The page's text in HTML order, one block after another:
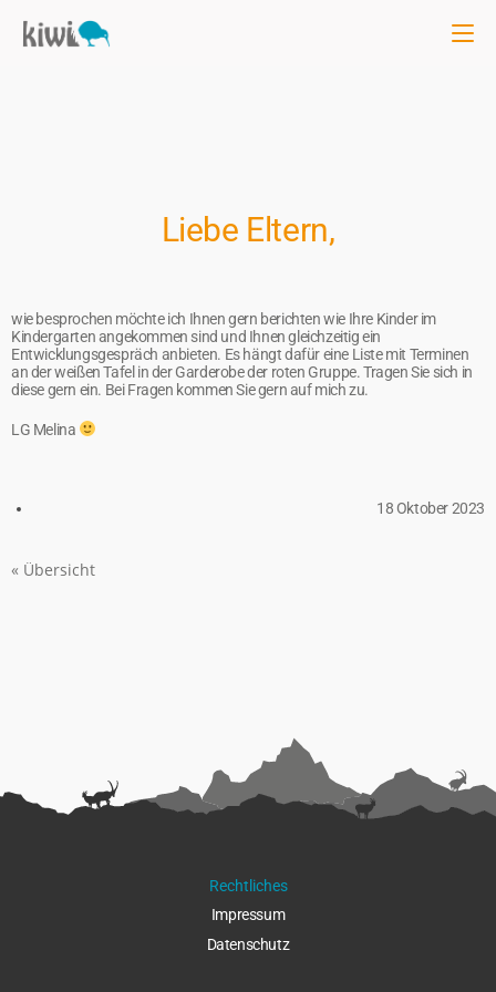
Liebe Eltern,
wie besprochen möchte ich Ihnen gern berichten wie Ihre Kinder im
Kindergarten angekommen sind und Ihnen gleichzeitig ein
Entwicklungsgespräch anbieten. Es hängt dafür eine Liste mit Terminen
an der weißen Tafel in der Garderobe der roten Gruppe. Tragen Sie sich in
diese gern ein. Bei Fragen kommen Sie gern auf mich zu.
LG Melina
18 Oktober 2023
« Übersicht
Rechtliches
Impressum
Datenschutz